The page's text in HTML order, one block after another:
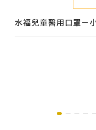
水福兒童醫用口罩－